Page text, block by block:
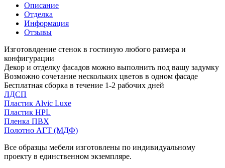
Описание
Отделка
Информация
Отзывы
Изготовлдение стенок в гостиную любого размера и
конфигурации
Декор и отделку фасадов можно выполнить под вашу задумку
Возможно сочетание нескольких цветов в одном фасаде
Бесплатная сборка в течение 1-2 рабочих дней
ЛДСП
Пластик Alvic Luxe
Пластик HPL
Пленка ПВХ
Полотно АГТ (МДФ)
Все образцы мебели изготовлены по индивидуальному
проекту в единственном экземпляре.